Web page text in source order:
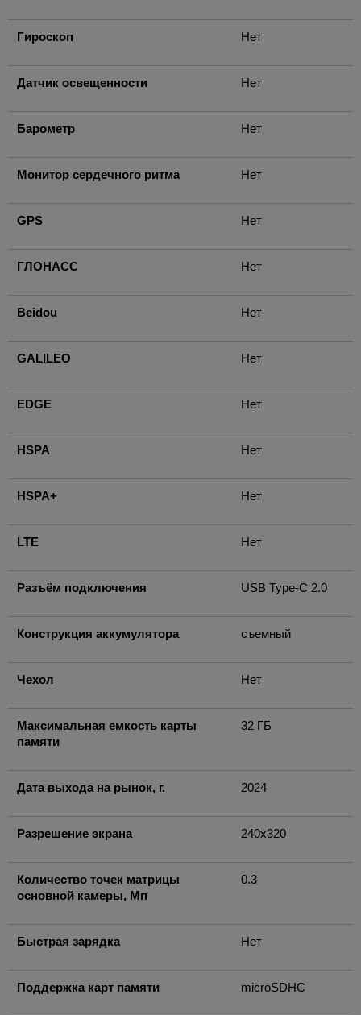
Гироскоп Нет
Датчик освещенности Нет
Барометр Нет
Монитор сердечного ритма Нет
GPS Нет
ГЛОНАСС Нет
Beidou Нет
GALILEO Нет
EDGE Нет
HSPA Нет
HSPA+ Нет
LTE Нет
Разъём подключения USB Type-C 2.0
Конструкция аккумулятора съемный
Чехол Нет
Максимальная емкость карты
памяти
32 ГБ
Дата выхода на рынок, г. 2024
Разрешение экрана 240x320
Количество точек матрицы
основной камеры, Мп
0.3
Быстрая зарядка Нет
Поддержка карт памяти microSDHC